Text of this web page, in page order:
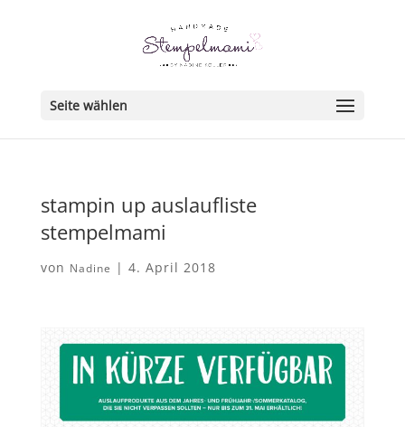
Seite wählen
stampin up auslaufliste
stempelmami
von Nadine | 4. April 2018